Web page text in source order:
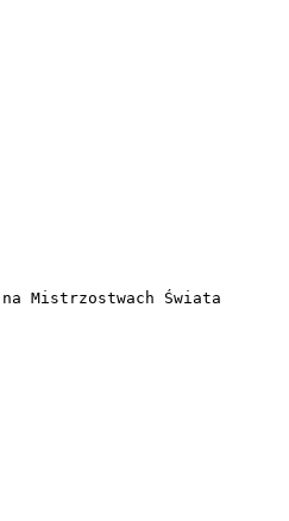
Mistrzostwach Świata